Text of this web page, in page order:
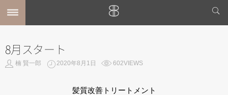
MENU
ホーム
8月スタート
楠 賢一郎 2020年8月1日 602VIEWS
髪質改善トリートメント